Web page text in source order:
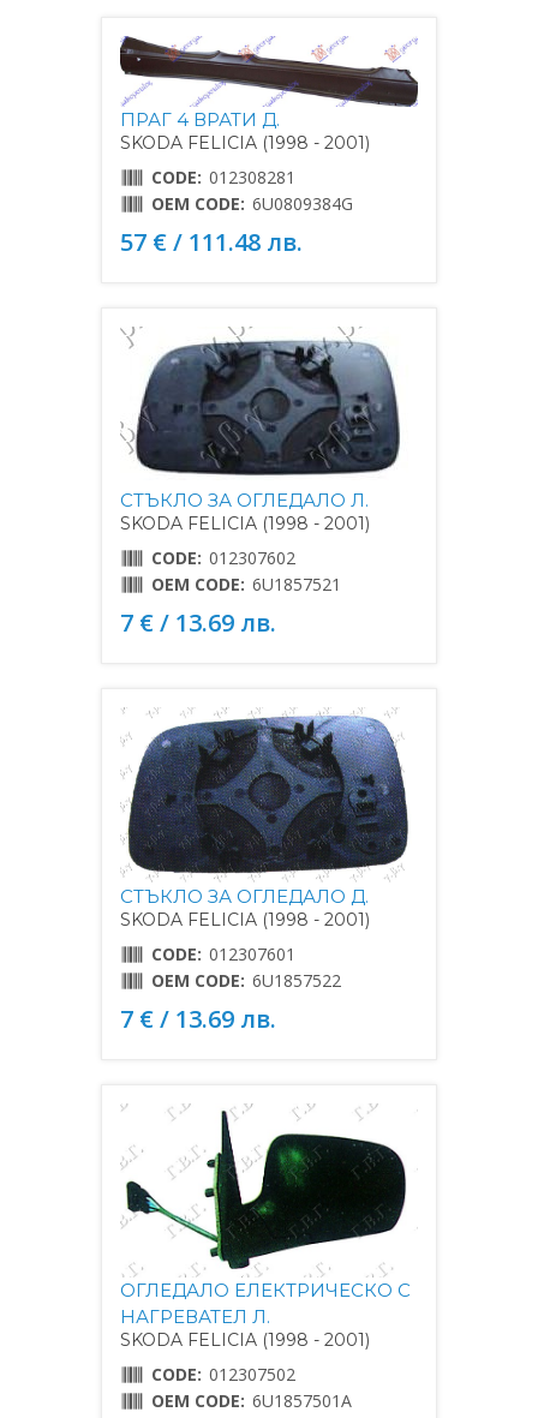
ПРАГ 4 ВРАТИ Д.
SKODA FELICIA (1998 - 2001)
CODE: 012308281
OEM CODE: 6U0809384G
57 € / 111.48 лв.
СТЪКЛО ЗА ОГЛЕДАЛО Л.
SKODA FELICIA (1998 - 2001)
CODE: 012307602
OEM CODE: 6U1857521
7 € / 13.69 лв.
СТЪКЛО ЗА ОГЛЕДАЛО Д.
SKODA FELICIA (1998 - 2001)
CODE: 012307601
OEM CODE: 6U1857522
7 € / 13.69 лв.
ОГЛЕДАЛО ЕЛЕКТРИЧЕСКО С
НАГРЕВАТЕЛ Л.
SKODA FELICIA (1998 - 2001)
CODE: 012307502
OEM CODE: 6U1857501A